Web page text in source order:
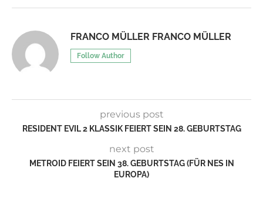
FRANCO MÜLLER FRANCO MÜLLER
Follow Author
previous post
RESIDENT EVIL 2 KLASSIK FEIERT SEIN 28. GEBURTSTAG
next post
METROID FEIERT SEIN 38. GEBURTSTAG (FÜR NES IN
EUROPA)